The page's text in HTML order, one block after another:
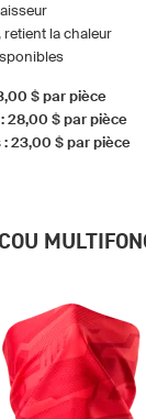
retient la chaleur
$ par pièce
28,00 $ par pièce
23,00 $ par pièce